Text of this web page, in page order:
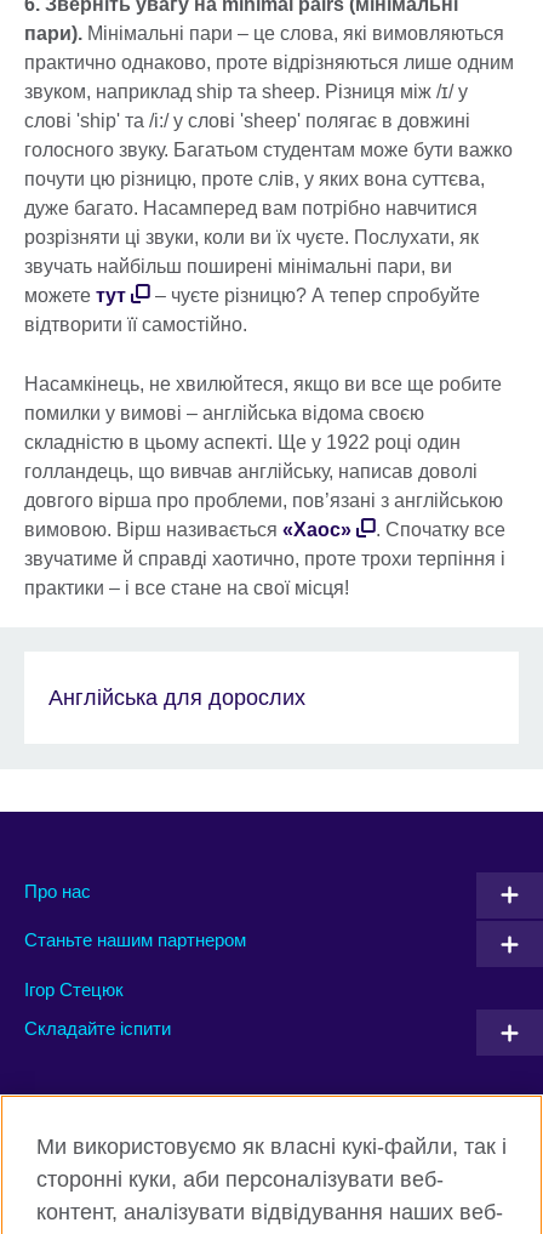
6. Зверніть увагу на minimal pairs (мінімальні
пари). Мінімальні пари – це слова, які вимовляються
практично однаково, проте відрізняються лише одним
звуком, наприклад ship та sheep. Різниця між /ɪ/ у
слові 'ship' та /i:/ у слові 'sheep' полягає в довжині
голосного звуку. Багатьом студентам може бути важко
почути цю різницю, проте слів, у яких вона суттєва,
дуже багато. Насамперед вам потрібно навчитися
розрізняти ці звуки, коли ви їх чуєте. Послухати, як
звучать найбільш поширені мінімальні пари, ви
можете тут
– чуєте різницю? А тепер спробуйте
відтворити її самостійно.
Насамкінець, не хвилюйтеся, якщо ви все ще робите
помилки у вимові – англійська відома своєю
складністю в цьому аспекті. Ще у 1922 році один
голландець, що вивчав англійську, написав доволі
довгого вірша про проблеми, пов’язані з англійською
вимовою. Вірш називається «Хаос»
. Спочатку все
звучатиме й справді хаотично, проте трохи терпіння і
практики – і все стане на свої місця!
Англійська для дорослих
Про нас
Станьте нашим партнером
Ігор Стецюк
Складайте іспити
Connect with us
Facebook Twitter
Instagram Flickr
Ми використовуємо як власні кукі-файли, так і
сторонні куки, аби персоналізувати веб-
контент, аналізувати відвідування наших веб-